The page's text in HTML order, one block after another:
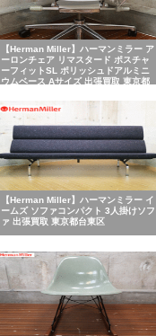
【Herman Miller】ハーマンミラー ア
ーロンチェア リマスタード ポスチャ
ーフィットSL ポリッシュドアルミニ
ウムベース Aサイズ 出張買取 東京都
【Herman Miller】ハーマンミラー イ
ームズ ソファコンパクト 3人掛けソフ
ァ 出張買取 東京都台東区